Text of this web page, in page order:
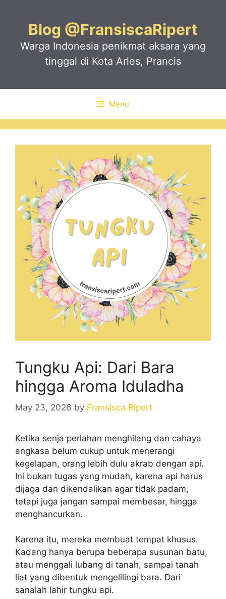
Blog @FransiscaRipert
Warga Indonesia penikmat aksara yang
tinggal di Kota Arles, Prancis
Menu
Tungku Api: Dari Bara
hingga Aroma Iduladha
May 23, 2026 by Fransisca Ripert
Ketika senja perlahan menghilang dan cahaya
angkasa belum cukup untuk menerangi
kegelapan, orang lebih dulu akrab dengan api.
Ini bukan tugas yang mudah, karena api harus
dijaga dan dikendalikan agar tidak padam,
tetapi juga jangan sampai membesar, hingga
menghancurkan.
Karena itu, mereka membuat tempat khusus.
Kadang hanya berupa beberapa susunan batu,
atau menggali lubang di tanah, sampai tanah
liat yang dibentuk mengelilingi bara. Dari
sanalah lahir tungku api.